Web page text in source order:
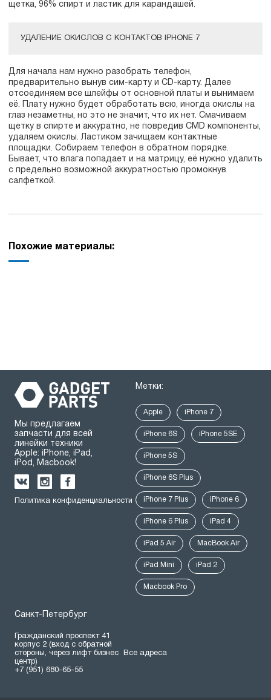
щетка, 96% спирт и ластик для карандашей.
УДАЛЕНИЕ ОКИСЛОВ С КОНТАКТОВ IPHONE 7
Для начала нам нужно разобрать телефон,
предварительно вынув сим-карту и CD-карту. Далее
отсоединяем все шлейфы от основной платы и вынимаем
её. Плату нужно будет обработать всю, иногда окислы на
глаз незаметны, но это не значит, что их нет. Смачиваем
щетку в спирте и аккуратно, не повредив CMD компоненты,
удаляем окислы. Ластиком зачищаем контактные
площадки. Собираем телефон в обратном порядке.
Бывает, что влага попадает и на матрицу, её нужно удалить
с предельно возможной аккуратностью промокнув
салфеткой.
Похожие материалы:
Мы предлагаем
запчасти для всей
линейки техники
Apple: iPhone, iPad,
iPod, Macbook!
Политика конфиденциальности
Метки:
Apple iPhone 7
iPhone 6S iPhone 5SE
iPhone 5S
iPhone 6S Plus
iPhone 7 Plus iPhone 6
iPhone 6 Plus iPad 4
iPad 5 Air MacBook Air
iPad Mini iPad 2
Macbook Pro
Санкт-Петербург
Гражданский проспект 41
корпус 2 (вход с обратной
стороны, через лифт бизнес
центр)
+7 (951) 680-65-55
Все адреса